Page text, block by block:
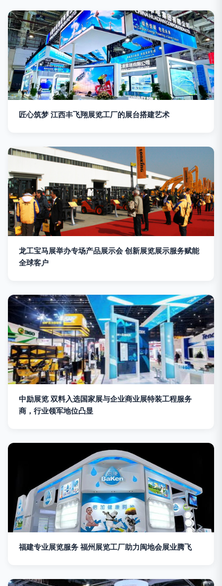
匠心筑梦 江西丰飞翔展览工厂的展台搭建艺术
龙工宝马展举办专场产品展示会 创新展览展示服务赋能
全球客户
中励展览 双料入选国家展与企业商业展特装工程服务
商，行业领军地位凸显
福建专业展览服务 福州展览工厂助力闽地会展业腾飞